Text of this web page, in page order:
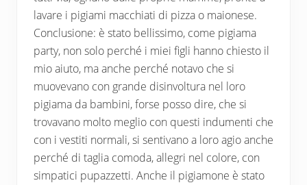
lavare i pigiami macchiati di pizza o maionese.
Conclusione: è stato bellissimo, come pigiama
party, non solo perché i miei figli hanno chiesto il
mio aiuto, ma anche perché notavo che si
muovevano con grande disinvoltura nel loro
pigiama da bambini, forse posso dire, che si
trovavano molto meglio con questi indumenti che
con i vestiti normali, si sentivano a loro agio anche
perché di taglia comoda, allegri nel colore, con
simpatici pupazzetti. Anche il pigiamone è stato